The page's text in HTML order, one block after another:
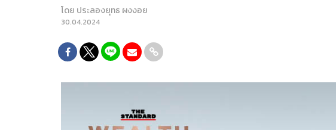
โดย ประลองยุทธ ผงงอย
30.04.2024